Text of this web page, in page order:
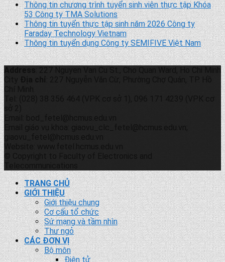
Thông tin chương trình tuyển sinh viên thực tập Khóa
53 Công ty TMA Solutions
Thông tin tuyển thực tập sinh năm 2026 Công ty
Faraday Technology Vietnam
Thông tin tuyển dụng Công ty SEMIFIVE Việt Nam
Address
: 227 Nguyen Van Cu St., Cho Quan Ward, Ho Chi Minh
Địa chỉ
: 227 Nguyễn Văn Cừ, Phường Chợ Quán, TP. Hồ
Tel: (028) 38 356 464 (VPK cơ sở 1), 096 171 4239 (VPK cơ
sở 2)
Email: bod_fetel@hcmus.edu.vn
Email giáo vụ khoa: giaovu_clc_fetel@hcmus.edu.vn;
giaovu_fetel@hcmus.edu.vn
Website: www.fetel.hcmus.edu.vn
© Copyright to Faculty of Electronics and
Telecommunications
TRANG CHỦ
GIỚI THIỆU
Giới thiệu chung
Cơ cấu tổ chức
Sứ mạng và tầm nhìn
Thư ngỏ
CÁC ĐƠN VỊ
Bộ môn
Điện tử